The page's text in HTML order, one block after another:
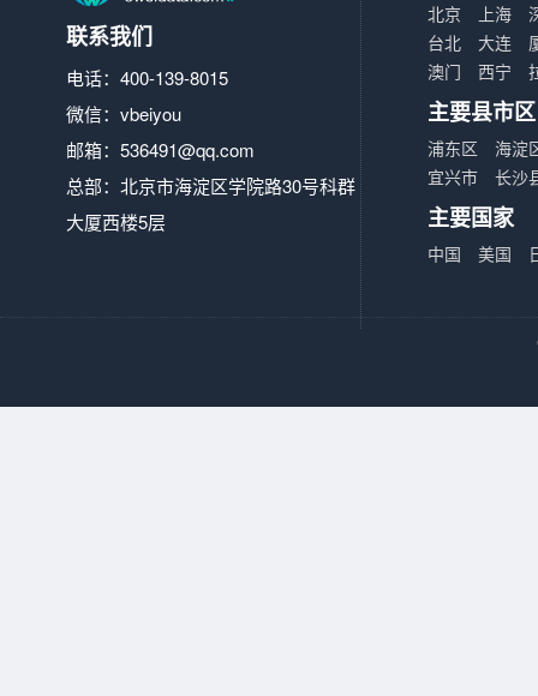
联系我们
电话：400-139-8015
微信：vbeiyou
邮箱： 536491@qq.com
总部：北京市海淀区学院路30号科群
大厦西楼5层
北京 上海
台北
大连
澳门
西宁
主要县市区
浦东区
海淀
宜兴市
长沙
主要国家
中国 美国